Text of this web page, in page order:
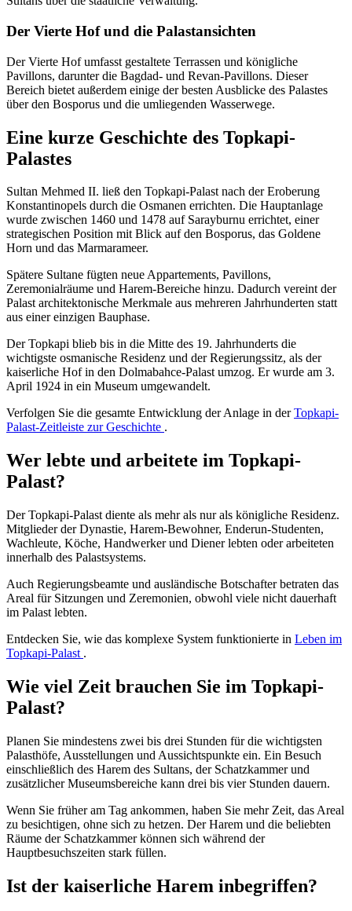
Der Vierte Hof und die Palastansichten
Der Vierte Hof umfasst gestaltete Terrassen und königliche
Pavillons, darunter die Bagdad- und Revan-Pavillons. Dieser
Bereich bietet außerdem einige der besten Ausblicke des Palastes
über den Bosporus und die umliegenden Wasserwege.
Eine kurze Geschichte des Topkapi-
Palastes
Sultan Mehmed II. ließ den Topkapi-Palast nach der Eroberung
Konstantinopels durch die Osmanen errichten. Die Hauptanlage
wurde zwischen 1460 und 1478 auf Sarayburnu errichtet, einer
strategischen Position mit Blick auf den Bosporus, das Goldene
Horn und das Marmarameer.
Spätere Sultane fügten neue Appartements, Pavillons,
Zeremonialräume und Harem-Bereiche hinzu. Dadurch vereint der
Palast architektonische Merkmale aus mehreren Jahrhunderten statt
aus einer einzigen Bauphase.
Der Topkapi blieb bis in die Mitte des 19. Jahrhunderts die
wichtigste osmanische Residenz und der Regierungssitz, als der
kaiserliche Hof in den Dolmabahce-Palast umzog. Er wurde am 3.
April 1924 in ein Museum umgewandelt.
Verfolgen Sie die gesamte Entwicklung der Anlage in derTopkapi-
Palast-Zeitleiste zur Geschichte .
Wer lebte und arbeitete im Topkapi-
Palast?
Der Topkapi-Palast diente als mehr als nur als königliche Residenz.
Mitglieder der Dynastie, Harem-Bewohner, Enderun-Studenten,
Wachleute, Köche, Handwerker und Diener lebten oder arbeiteten
innerhalb des Palastsystems.
Auch Regierungsbeamte und ausländische Botschafter betraten das
Areal für Sitzungen und Zeremonien, obwohl viele nicht dauerhaft
im Palast lebten.
Entdecken Sie, wie das komplexe System funktionierte in Leben im
Topkapi-Palast .
Wie viel Zeit brauchen Sie im Topkapi-
Palast?
Planen Sie mindestens zwei bis drei Stunden für die wichtigsten
Palasthöfe, Ausstellungen und Aussichtspunkte ein. Ein Besuch
einschließlich des Harem des Sultans, der Schatzkammer und
zusätzlicher Museumsbereiche kann drei bis vier Stunden dauern.
Wenn Sie früher am Tag ankommen, haben Sie mehr Zeit, das Areal
zu besichtigen, ohne sich zu hetzen. Der Harem und die beliebten
Räume der Schatzkammer können sich während der
Hauptbesuchszeiten stark füllen.
Ist der kaiserliche Harem inbegriffen?